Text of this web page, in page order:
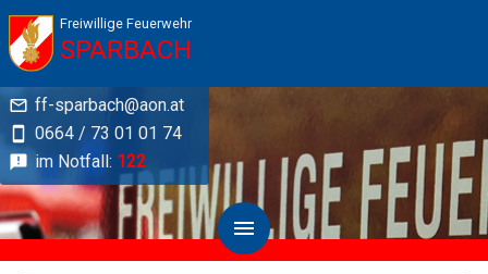
Freiwillige Feuerwehr
SPARBACH
ff-sparbach@aon.at
0664 / 73 01 01 74
im Notfall: 122